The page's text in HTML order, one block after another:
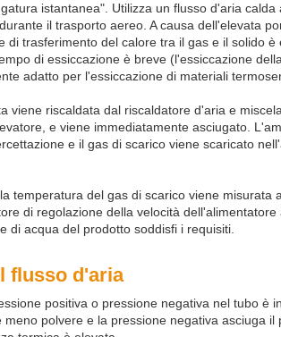
istantanea". Utilizza un flusso d'aria calda
il trasporto aereo. A causa dell'elevata
di trasferimento del calore tra il gas e il solido
di essiccazione è breve (l'essiccazione
adatto per l'essiccazione di materiali
viene riscaldata dal riscaldatore d'aria e
e viene immediatamente asciugato.
e il gas di scarico viene scaricato
temperatura del gas di scarico viene misurata
di regolazione della velocità
di acqua del prodotto soddisfi i requisiti.
flusso d'aria
positiva o pressione negativa nel tubo è
polvere e la pressione negativa asciuga